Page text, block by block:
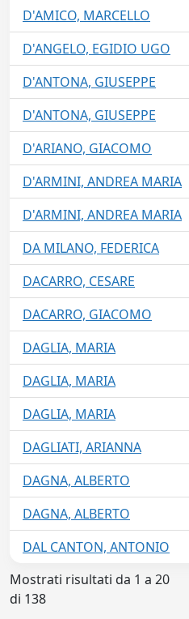
D'AMICO, MARCELLO
D'ANGELO, EGIDIO UGO
D'ANTONA, GIUSEPPE
D'ANTONA, GIUSEPPE
D'ARIANO, GIACOMO
D'ARMINI, ANDREA MARIA
D'ARMINI, ANDREA MARIA
DA MILANO, FEDERICA
DACARRO, CESARE
DACARRO, GIACOMO
DAGLIA, MARIA
DAGLIA, MARIA
DAGLIA, MARIA
DAGLIATI, ARIANNA
DAGNA, ALBERTO
DAGNA, ALBERTO
DAL CANTON, ANTONIO
Mostrati risultati da 1 a 20
di 138